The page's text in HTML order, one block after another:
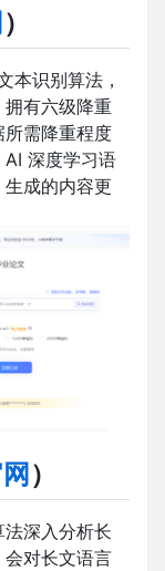
）
本识别算法，
有六级降重
需降重程度
深度学习语
成的内容更
）
深入分析长
对长文语言